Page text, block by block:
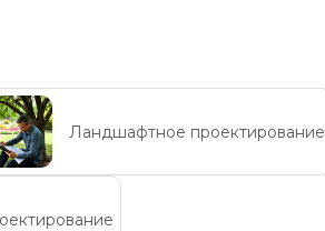
Ландшафтное проектирование